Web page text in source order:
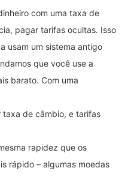
com uma taxa de
pagar tarifas ocultas. Isso
usam um sistema antigo
que você use a
barato. Com uma
taxa de câmbio, e tarifas
rapidez que os
rápido – algumas moedas